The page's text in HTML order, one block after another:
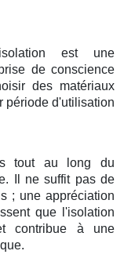
est une
de conscience
des matériaux
période d'utilisation
tout au long du
Il ne suffit pas de
; une appréciation
que l'isolation
contribue à une